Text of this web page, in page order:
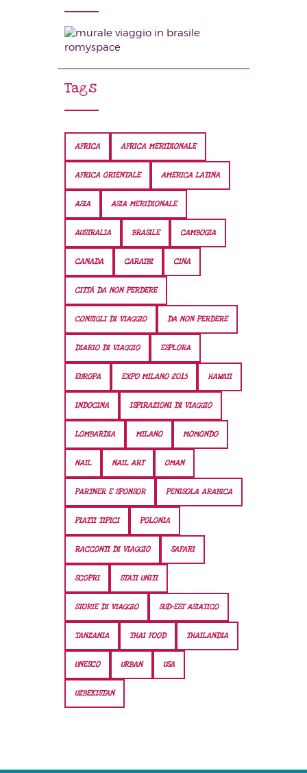
Tags
AFRICA AFRICA MERIDIONALE
AFRICA ORIENTALE AMERICA LATINA
ASIA ASIA MERIDIONALE
AUSTRALIA BRASILE CAMBOGIA
CANADA CARAIBI CINA
CITTÀ DA NON PERDERE
CONSIGLI DI VIAGGIO DA NON PERDERE
DIARIO DI VIAGGIO ESPLORA
EUROPA EXPO MILANO 2015 HAWAII
INDOCINA ISPIRAZIONI DI VIAGGIO
LOMBARDIA MILANO MOMONDO
NAIL NAIL ART OMAN
PARTNER E SPONSOR PENISOLA ARABICA
PIATTI TIPICI POLONIA
RACCONTI DI VIAGGIO SAFARI
SCOPRI STATI UNITI
STORIE DI VIAGGIO SUD-EST ASIATICO
TANZANIA THAI FOOD THAILANDIA
UNESCO URBAN USA
UZBEKISTAN